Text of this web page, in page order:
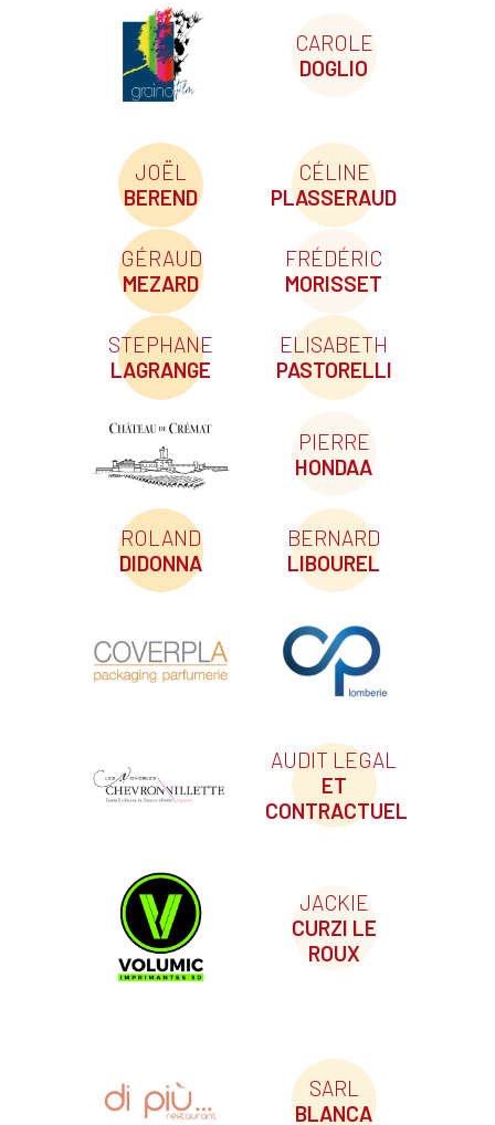
CAROLE
DOGLIO
JOËL
BEREND
CÉLINE
PLASSERAUD
GÉRAUD
MEZARD
FRÉDÉRIC
MORISSET
STEPHANE
LAGRANGE
ELISABETH
PASTORELLI
PIERRE
HONDAA
ROLAND
DIDONNA
BERNARD
LIBOUREL
AUDIT LEGAL
ET
CONTRACTUEL
JACKIE
CURZI LE
ROUX
SARL
BLANCA